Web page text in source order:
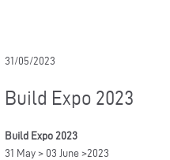
31/05/2023
Build Expo 2023
Build Expo 2023
31 May > 03 June >2023